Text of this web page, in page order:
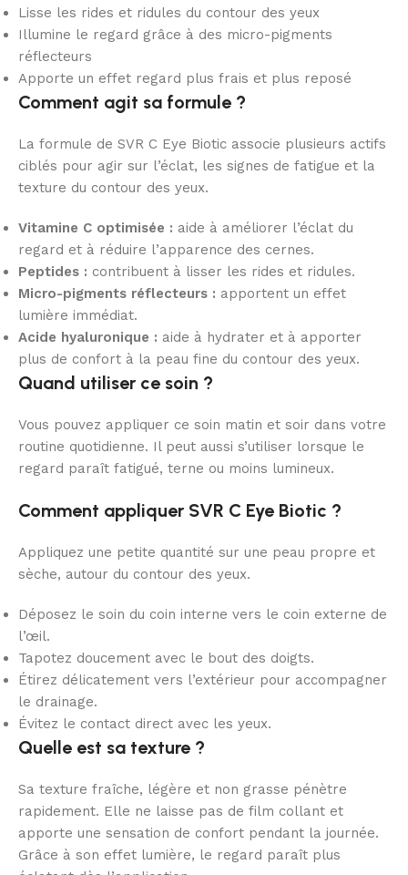
Lisse les rides et ridules du contour des yeux
Illumine le regard grâce à des micro-pigments
réflecteurs
Apporte un effet regard plus frais et plus reposé
Comment agit sa formule ?
La formule de SVR C Eye Biotic associe plusieurs actifs
ciblés pour agir sur l’éclat, les signes de fatigue et la
texture du contour des yeux.
Vitamine C optimisée : aide à améliorer l’éclat du
regard et à réduire l’apparence des cernes.
Peptides : contribuent à lisser les rides et ridules.
Micro-pigments réflecteurs : apportent un effet
lumière immédiat.
Acide hyaluronique : aide à hydrater et à apporter
plus de confort à la peau fine du contour des yeux.
Quand utiliser ce soin ?
Vous pouvez appliquer ce soin matin et soir dans votre
routine quotidienne. Il peut aussi s’utiliser lorsque le
regard paraît fatigué, terne ou moins lumineux.
Comment appliquer SVR C Eye Biotic ?
Appliquez une petite quantité sur une peau propre et
sèche, autour du contour des yeux.
Déposez le soin du coin interne vers le coin externe de
l’œil.
Tapotez doucement avec le bout des doigts.
Étirez délicatement vers l’extérieur pour accompagner
le drainage.
Évitez le contact direct avec les yeux.
Quelle est sa texture ?
Sa texture fraîche, légère et non grasse pénètre
rapidement. Elle ne laisse pas de film collant et
apporte une sensation de confort pendant la journée.
Grâce à son effet lumière, le regard paraît plus